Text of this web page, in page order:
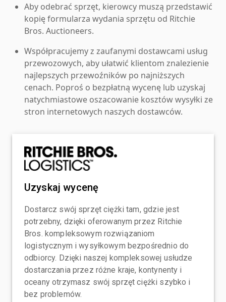
Aby odebrać sprzęt, kierowcy muszą przedstawić
kopię formularza wydania sprzętu od Ritchie
Bros. Auctioneers.
Współpracujemy z zaufanymi dostawcami usług
przewozowych, aby ułatwić klientom znalezienie
najlepszych przewoźników po najniższych
cenach. Poproś o bezpłatną wycenę lub uzyskaj
natychmiastowe oszacowanie kosztów wysyłki ze
stron internetowych naszych dostawców.
Uzyskaj wycenę
Dostarcz swój sprzęt ciężki tam, gdzie jest
potrzebny, dzięki oferowanym przez Ritchie
Bros. kompleksowym rozwiązaniom
logistycznym i wysyłkowym bezpośrednio do
odbiorcy. Dzięki naszej kompleksowej usłudze
dostarczania przez różne kraje, kontynenty i
oceany otrzymasz swój sprzęt ciężki szybko i
bez problemów.